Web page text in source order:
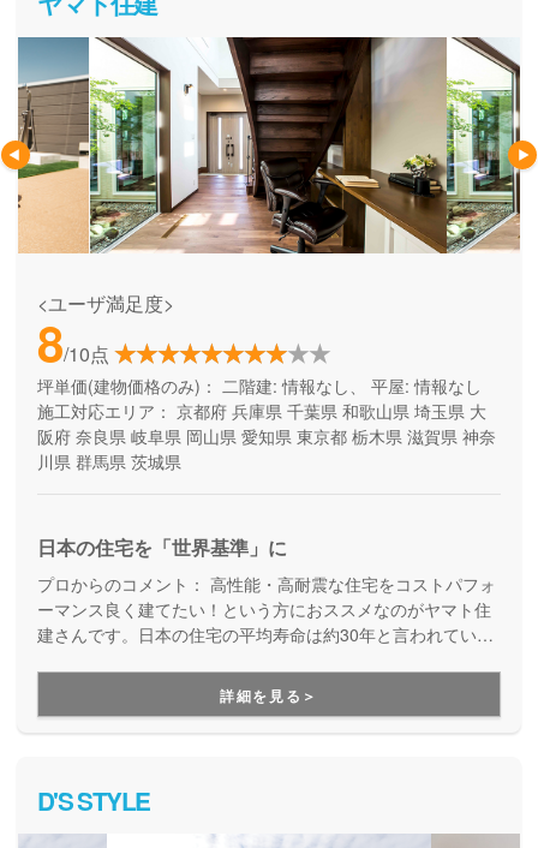
<ユーザ満足度>
8/10点
坪単価(建物価格のみ)： 二階建: 情報なし、 平屋: 情報なし
施工対応エリア： 京都府 兵庫県 千葉県 和歌山県 埼玉県 大
阪府 奈良県 岐阜県 岡山県 愛知県 東京都 栃木県 滋賀県 神奈
川県 群馬県 茨城県
日本の住宅を「世界基準」に
プロからのコメント： 高性能・高耐震な住宅をコストパフォ
ーマンス良く建てたい！という方におススメなのがヤマト住
建さんです。日本の住宅の平均寿命は約30年と言われていま
詳細を見る＞
D'S STYLE